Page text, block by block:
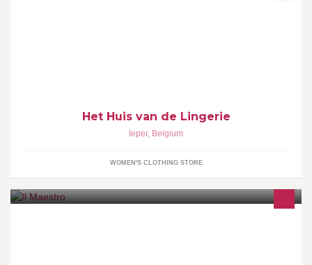
Het Huis van de Lingerie
Ieper, Belgium
WOMEN'S CLOTHING STORE